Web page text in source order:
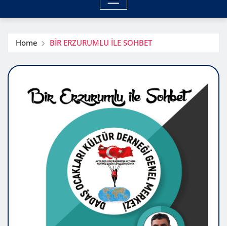
Home BİR ERZURUMLU İLE SOHBET